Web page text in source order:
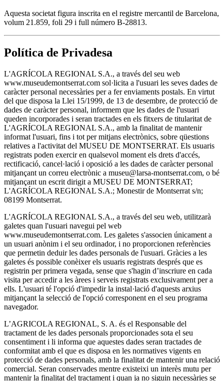
Aquesta societat figura inscrita en el registre mercantil de Barcelona,
volum 21.859, foli 29 i full número B-28813.
Política de Privadesa
L'AGRÍCOLA REGIONAL S.A., a través del seu web
www.museudemontserrat.com sol·licita a l'usuari les seves dades de
caràcter personal necessàries per a fer enviaments postals. En virtut
del que disposa la Llei 15/1999, de 13 de desembre, de protecció de
dades de caràcter personal, informem que les dades de l'usuari
queden incorporades i seran tractades en els fitxers de titularitat de
L'AGRÍCOLA REGIONAL S.A., amb la finalitat de mantenir
informat l'usuari, fins i tot per mitjans electrònics, sobre qüestions
relatives a l'activitat del MUSEU DE MONTSERRAT. Els usuaris
registrats poden exercir en qualsevol moment els drets d'accés,
rectificació, cancel·lació i oposició a les dades de caràcter personal
mitjançant un correu electrònic a museu@larsa-montserrat.com, o bé
mitjançant un escrit dirigit a MUSEU DE MONTSERRAT;
L'AGRÍCOLA REGIONAL S.A.; Monestir de Montserrat s/n;
08199 Montserrat.
L'AGRÍCOLA REGIONAL S.A., a través del seu web, utilitzarà
galetes quan l'usuari navegui pel web
www.museudemontserrat.com. Les galetes s'associen únicament a
un usuari anònim i el seu ordinador, i no proporcionen referències
que permetin deduir les dades personals de l'usuari. Gràcies a les
galetes és possible conèixer els usuaris registrats després que es
registrin per primera vegada, sense que s'hagin d’inscriure en cada
visita per accedir a les àrees i serveis registrats exclusivament per a
ells. L'usuari té l'opció d'impedir la instal·lació d'aquests arxius
mitjançant la selecció de l'opció corresponent en el seu programa
navegador.
L’AGRICOLA REGIONAL, S. A. és el Responsable del
tractament de les dades personals proporcionades sota el seu
consentiment i li informa que aquestes dades seran tractades de
conformitat amb el que es disposa en les normatives vigents en
protecció de dades personals, amb la finalitat de mantenir una relació
comercial. Seran conservades mentre existeixi un interès mutu per
mantenir la finalitat del tractament i quan ja no siguin necessàries se